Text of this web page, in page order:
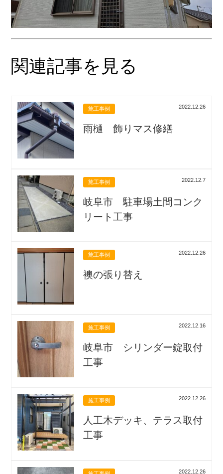
関連記事を見る
施工事例 2022.12.26
雨樋 飾りマス修繕
施工事例 2022.12.7
岐阜市 駐車場土間コンク
リート工事
施工事例 2022.12.26
襖の張り替え
施工事例 2022.12.16
岐阜市 シリンダー錠取付
工事
施工事例 2022.12.26
人工木デッキ、テラス取付
工事
2022.12.26